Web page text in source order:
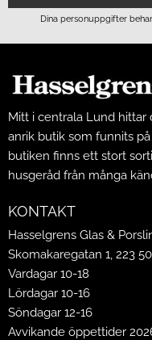
Dina personuppgifter
Mitt i centrala Lund hittar
anrik butik som funnits
butiken finns ett stort
husgeråd från många
KONTAKT
Hasselgrens Glas &
Skomakaregatan 1, 223
Vardagar 10-18
Lördagar 10-16
Söndagar 12-16
Avvikande öppettider